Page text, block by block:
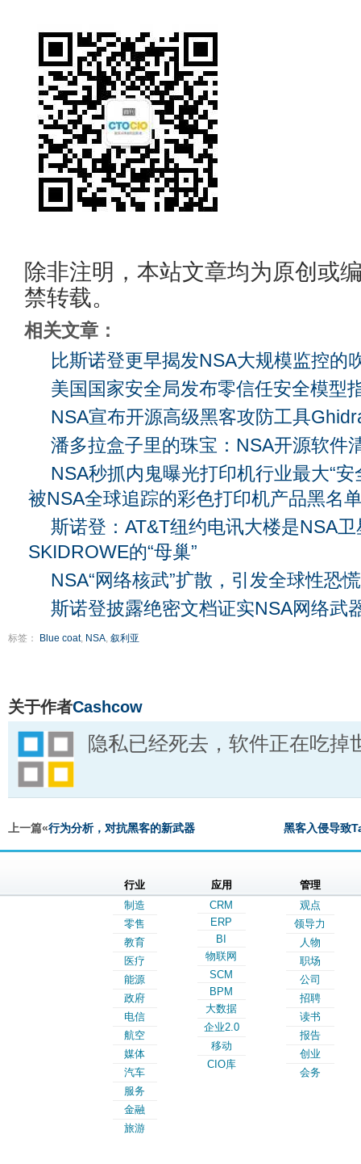
除非注明，本站文章均为原创或
禁转载。
相关文章：
比斯诺登更早揭发NSA大规模监控的
美国国家安全局发布零信任安全模型
NSA宣布开源高级黑客攻防工具
潘多拉盒子里的珠宝：NSA开源软件
NSA秒抓内鬼曝光打印机行业最大“安
被NSA全球追踪的彩色打印机产品黑名
斯诺登：AT&T纽约电讯大楼是NSA
SKIDROWE的“母巢”
NSA“网络核武”扩散，引发全球性恐慌
斯诺登披露绝密文档证实NSA网络武
标签： Blue coat, NSA, 叙利亚
关于作者Cashcow
隐私已经死去，软件正在吃掉
上一篇«行为分析，对抗黑客的新武器 黑客入侵导致
行业
制造
零售
教育
医疗
能源
政府
电信
航空
媒体
汽车
服务
金融
旅游
应用
CRM
ERP
BI
物联网
SCM
BPM
大数据
企业2.0
移动
CIO库
管理
观点
领导力
人物
职场
公司
招聘
读书
报告
创业
会务